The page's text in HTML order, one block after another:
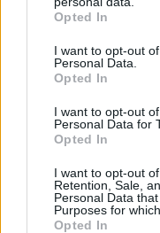
grant or deny consent
use your data for
consent section.
Opted In
I want to opt-out
Personal Data.
Opted In
I want to opt-out
Personal Data for
Opted In
I want to opt-out
Retention, Sale,
Personal Data
Purposes for
Opted In